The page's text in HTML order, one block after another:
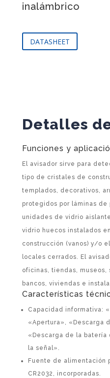
inalámbrico
DATASHEET
Detalles
Funciones y
El avisador sirve para
tipo de cristales de
templados, decorativos,
protegidos por láminas de
unidades de vidrio
vidrio huecos instalados
construcción (vanos) y/o
locales cerrados. El
oficinas, tiendas, museos,
bancos, viviendas e
Características
Capacidad informativa:
«Apertura», «Descarga
«Descarga de la
la señal».
Fuente de alimentación
CR2032, incorporadas.